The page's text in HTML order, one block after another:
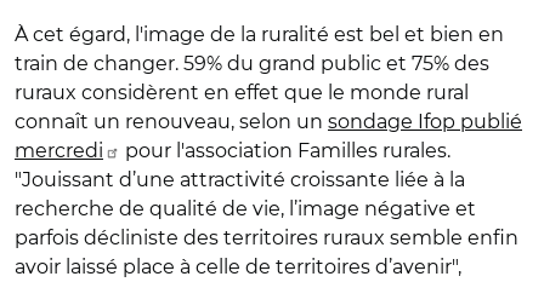
À cet égard, l'image de la ruralité est bel et bien en
train de changer. 59% du grand public et 75% des
ruraux considèrent en effet que le monde rural
connaît un renouveau, selon un sondage Ifop publié
mercredi
pour l'association Familles rurales.
"Jouissant d’une attractivité croissante liée à la
recherche de qualité de vie, l’image négative et
parfois décliniste des territoires ruraux semble enfin
avoir laissé place à celle de territoires d’avenir",